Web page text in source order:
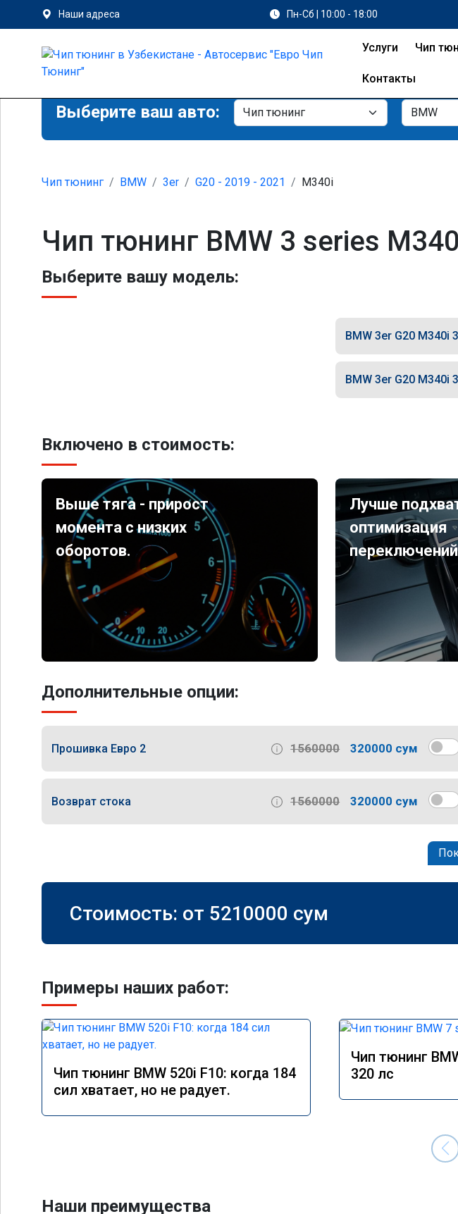
Наши адреса Пн-Сб | 10:00 - 18:00
Услуги Чип
Контакты
Выберите ваш авто:
Чип тюнинг BMW 3er G20 - 2019 - 2021 M340i
Чип тюнинг BMW 3 series
Выберите вашу модель:
BMW 3er G20 M340i
BMW 3er G20 M340i
Включено в стоимость:
Выше тяга - прирост
момента с низких
оборотов.
Лучше
оптимизация
Дополнительные опции:
Прошивка Евро 2 1560000 320000 сум
Возврат стока 1560000 320000 сум
Стоимость: от 5210000 сум
Примеры наших работ:
Чип тюнинг BMW 520i F10: когда 184
сил хватает, но не радует.
Чип тюнинг
320 лс
Наши преимущества